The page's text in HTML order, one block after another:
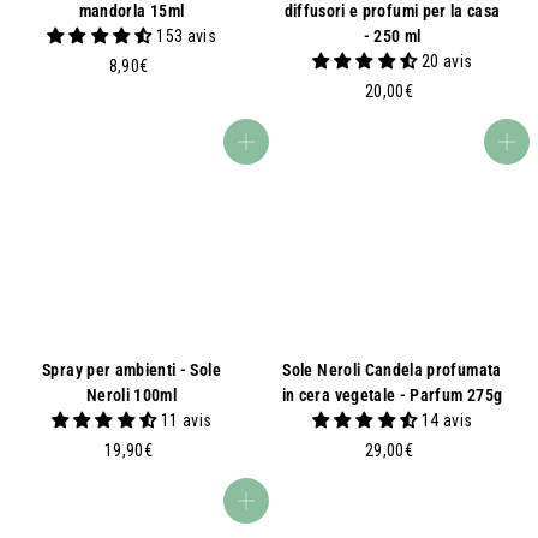
mandorla 15ml
153 avis
8,90€8
diffusori e profumi per la casa
- 250 ml
20 avis
20,00€2
Aggiungi al carrello
Spray per ambienti - Sole
Neroli 100ml
11 avis
19,90€1
Aggiungi al carrello
Sole Neroli Candela profumata
in cera vegetale - Parfum 275g
14 avis
29,00€2
Aggiungi al carrello